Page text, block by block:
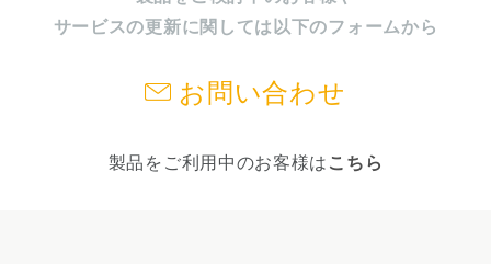
サービスの更新に関しては以下のフォームから
お問い合わせ
製品をご利用中のお客様は こちら